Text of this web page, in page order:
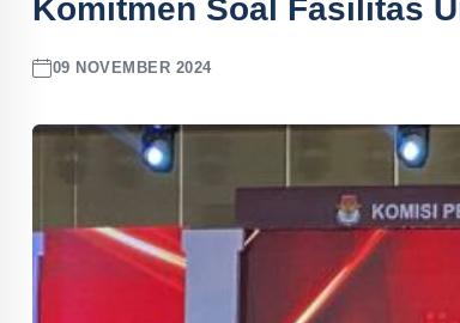
Komitmen Soal Fasilitas
09 NOVEMBER 2024